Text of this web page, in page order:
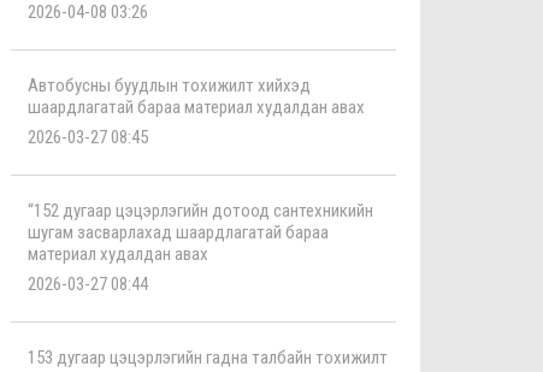
2026-04-08 03:26
Автобусны буудлын тохижилт хийхэд
шаардлагатай бараа материал худалдан авах
2026-03-27 08:45
“152 дугаар цэцэрлэгийн дотоод сантехникийн
шугам засварлахад шаардлагатай бараа
материал худалдан авах
2026-03-27 08:44
153 дугаар цэцэрлэгийн гадна талбайн тохижилт